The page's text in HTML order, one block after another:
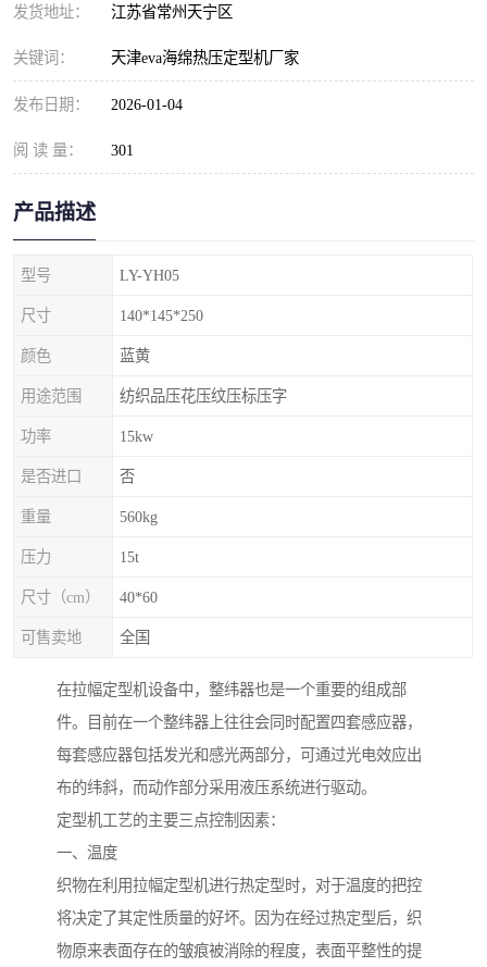
发货地址： 江苏省常州天宁区
关键词： 天津eva海绵热压定型机厂家
发布日期： 2026-01-04
阅 读 量： 301
产品描述
型号 LY-YH05
尺寸 140*145*250
颜色 蓝黄
用途范围 纺织品压花压纹压标压字
功率 15kw
是否进口 否
重量 560kg
压力 15t
尺寸（cm） 40*60
可售卖地 全国
在拉幅定型机设备中，整纬器也是一个重要的组成部
件。目前在一个整纬器上往往会同时配置四套感应器，
每套感应器包括发光和感光两部分，可通过光电效应出
布的纬斜，而动作部分采用液压系统进行驱动。
定型机工艺的主要三点控制因素：
一、温度
织物在利用拉幅定型机进行热定型时，对于温度的把控
将决定了其定性质量的好坏。因为在经过热定型后，织
物原来表面存在的皱痕被消除的程度，表面平整性的提